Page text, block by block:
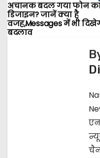
P
o
अचानक बदल गया फोन
डिजाइन? जानें क्या है
वजह,Messages में भी
बदलाव